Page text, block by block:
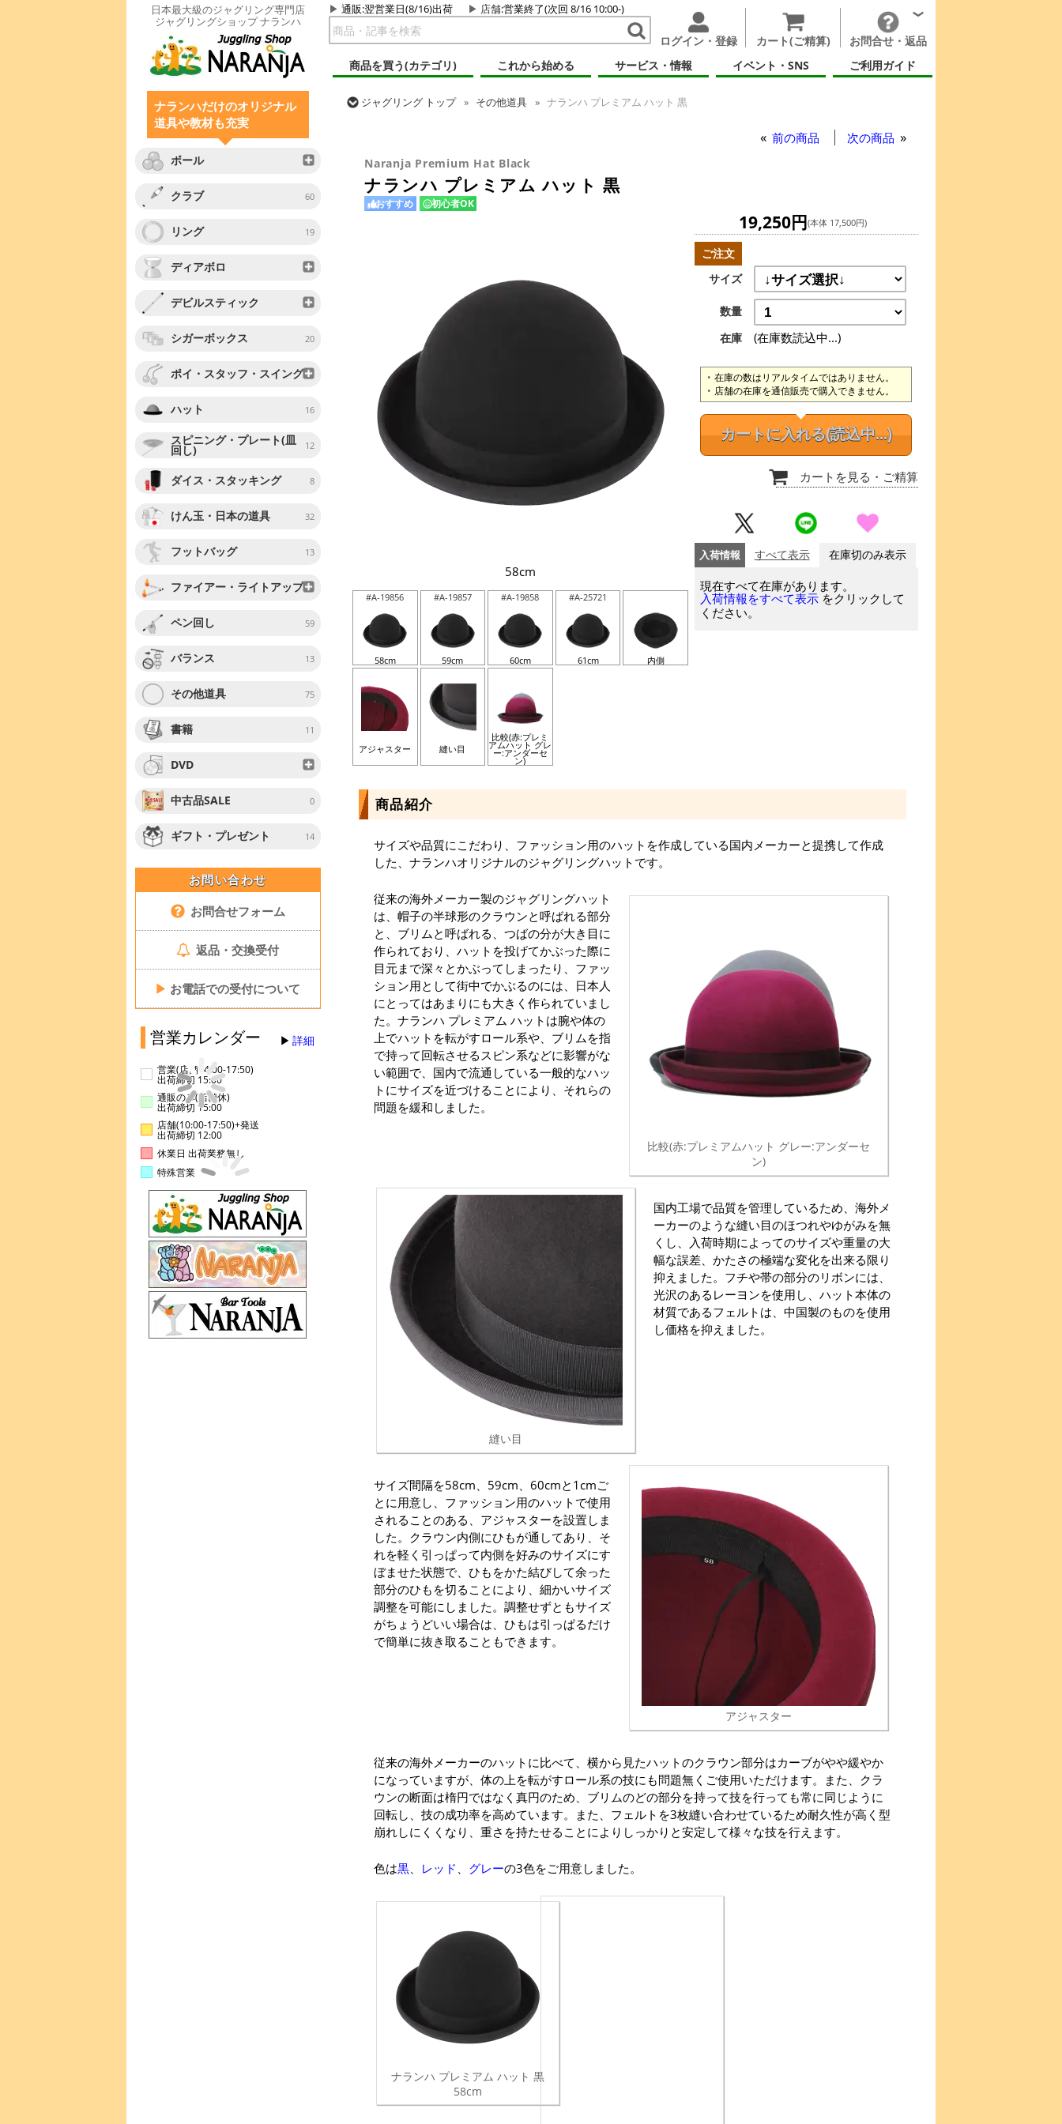
日本最大級のジャグリング専門店
ジャグリングショップ ナランハ
通販:翌営業日(8/16)出荷 店舗:営業終了(次回 8/16 10:00-)
ログイン・登録 カート(ご精算)
お問合せ・返品
商品を買う(カテゴリ)
これから始める サービス・情報 イベント・SNS ご利用ガイド
ナランハだけのオリジナル
道具や教材も充実
ボール
クラブ 60
リング 19
ディアボロ
デビルスティック
シガーボックス 20
ポイ・スタッフ・スイング
ハット 16
スピニング・プレート(皿
回し) 12
ダイス・スタッキング 8
けん玉・日本の道具 32
フットバッグ 13
ファイアー・ライトアップ
ペン回し 59
バランス 13
その他道具 75
書籍 11
DVD
中古品SALE 0
ギフト・プレゼント 14
お問い合わせ
お問合せフォーム
返品・交換受付
▶ お電話での受付について
営業カレンダー 詳細
営業(店舗14:00-17:50)
出荷締切 15:00
通販のみ(店舗休)
出荷締切 15:00
店舗(10:00-17:50)+発送
出荷締切 12:00
休業日 出荷業務無し
特殊営業
ジャグリング トップ その他道具
ナランハ プレミアム ハット 黒
前の商品 次の商品
Naranja Premium Hat Black
ナランハ プレミアム ハット 黒
おすすめ 初心者OK
58cm
#A-19856
58cm
#A-19857
59cm
#A-19858
60cm
#A-25721
61cm 内側
アジャスター 縫い目
比較(赤:プレミ
アムハット グレ
ー:アンダーセ
ン)
19,250円(本体 17,500円)
ご注文
サイズ
数量
在庫
(在庫数読込中...)
在庫の数はリアルタイムではありません。
店舗の在庫を通信販売で購入できません。
カートに入れる(読込中...)
カートを見る ・ご精算
入荷情報 すべて表示 在庫切のみ表示
現在すべて在庫があります。
入荷情報をすべて表示 をクリックして
ください。
商品紹介
サイズや品質にこだわり、ファッション用のハットを作成している国内メーカーと提携して作成
した、ナランハオリジナルのジャグリングハットです。
比較(赤:プレミアムハット グレー:アンダーセ
ン)
従来の海外メーカー製のジャグリングハット
は、帽子の半球形のクラウンと呼ばれる部分
と、ブリムと呼ばれる、つばの分が大き目に
作られており、ハットを投げてかぶった際に
目元まで深々とかぶってしまったり、ファッ
ション用として街中でかぶるのには、日本人
にとってはあまりにも大きく作られていまし
た。ナランハ プレミアム ハットは腕や体の
上でハットを転がすロール系や、ブリムを指
で持って回転させるスピン系などに影響がな
い範囲で、国内で流通している一般的なハッ
トにサイズを近づけることにより、それらの
問題を緩和しました。
縫い目
国内工場で品質を管理しているため、海外メ
ーカーのような縫い目のほつれやゆがみを無
くし、入荷時期によってのサイズや重量の大
幅な誤差、かたさの極端な変化を出来る限り
抑えました。フチや帯の部分のリボンには、
光沢のあるレーヨンを使用し、ハット本体の
材質であるフェルトは、中国製のものを使用
し価格を抑えました。
アジャスター
サイズ間隔を58cm、59cm、60cmと1cmご
とに用意し、ファッション用のハットで使用
されることのある、アジャスターを設置しま
した。クラウン内側にひもが通してあり、そ
れを軽く引っぱって内側を好みのサイズにす
ぼませた状態で、ひもをかた結びして余った
部分のひもを切ることにより、細かいサイズ
調整を可能にしました。調整せずともサイズ
がちょうどいい場合は、ひもは引っぱるだけ
で簡単に抜き取ることもできます。
従来の海外メーカーのハットに比べて、横から見たハットのクラウン部分はカーブがやや緩やか
になっていますが、体の上を転がすロール系の技にも問題無くご使用いただけます。また、クラ
ウンの断面は楕円ではなく真円のため、ブリムのどの部分を持って技を行っても常に同じように
回転し、技の成功率を高めています。また、フェルトを3枚縫い合わせているため耐久性が高く型
崩れしにくくなり、重さを持たせることによりしっかりと安定して様々な技を行えます。
色は黒 レッド グレーの3色をご用意しました。
ナランハ プレミアム ハット 黒
58cm